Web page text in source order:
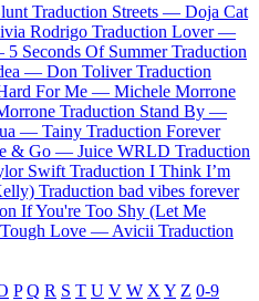
Traduction Streets — Doja Cat
Rodrigo Traduction Lover —
5 Seconds Of Summer Traduction
— Don Toliver Traduction
For Me — Michele Morrone
Traduction Stand By —
— Tainy Traduction Forever
& Go — Juice WRLD Traduction
Swift Traduction I Think I’m
Traduction bad vibes forever
If You're Too Shy (Let Me
Tough Love — Avicii Traduction
P Q R S T U V W X Y Z 0-9